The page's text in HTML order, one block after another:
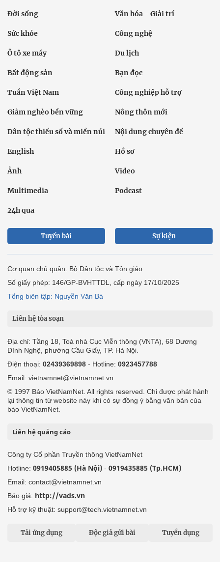
Đời sống Văn hóa - Giải trí
Sức khỏe Công nghệ
Ô tô xe máy Du lịch
Bất động sản Bạn đọc
Tuần Việt Nam Công nghiệp hỗ trợ
Giảm nghèo bền vững Nông thôn mới
Dân tộc thiểu số và miền núi Nội dung chuyên đề
English Hồ sơ
Ảnh Video
Multimedia Podcast
24h qua
Tuyến bài Sự kiện
Cơ quan chủ quản: Bộ Dân tộc và Tôn giáo
Số giấy phép: 146/GP-BVHTTDL, cấp ngày 17/10/2025
Tổng biên tập: Nguyễn Văn Bá
Liên hệ tòa soạn
Địa chỉ: Tầng 18, Toà nhà Cục Viễn thông (VNTA), 68 Dương
Đình Nghệ, phường Cầu Giấy, TP. Hà Nội.
Điện thoại: 02439369898 - Hotline: 0923457788
Email: vietnamnet@vietnamnet.vn
© 1997 Báo VietNamNet. All rights reserved. Chỉ được phát hành
lại thông tin từ website này khi có sự đồng ý bằng văn bản của
báo VietNamNet.
Liên hệ quảng cáo
Công ty Cổ phần Truyền thông VietNamNet
Hotline: 0919405885 (Hà Nội) - 0919435885 (Tp.HCM)
Email: contact@vietnamnet.vn
Báo giá: http://vads.vn
Hỗ trợ kỹ thuật: support@tech.vietnamnet.vn
Tải ứng dụng Độc giả gửi bài Tuyển dụng